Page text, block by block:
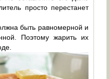
просто перестанет
быть равномерной и
Поэтому жарить их